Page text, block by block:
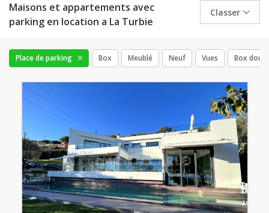
Maisons et appartements avec
parking en location a La Turbie
Classer
Place de parking Box Meublé Neuf Vues Box